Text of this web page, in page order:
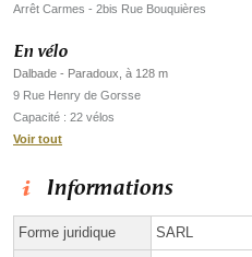
Arrêt Carmes - 2bis Rue Bouquières
En vélo
Dalbade - Paradoux, à 128 m
9 Rue Henry de Gorsse
Capacité : 22 vélos
Voir tout
Informations
Forme juridique SARL